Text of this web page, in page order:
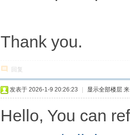
Thank you.
回复
发表于 2026-1-9 20:26:23 显示全部楼层
Hello, You can